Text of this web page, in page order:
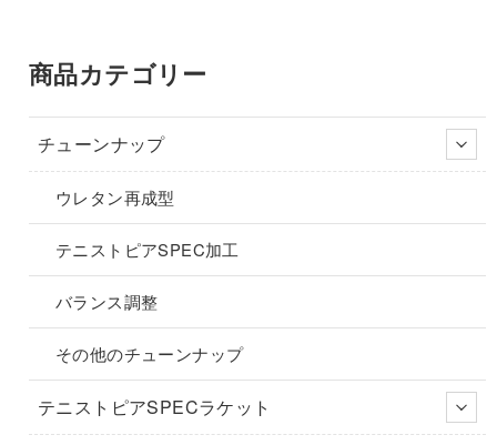
ジ
選
商品カテゴリー
チューンナップ
ウレタン再成型
テニストピアSPEC加工
バランス調整
その他のチューンナップ
テニストピアSPECラケット